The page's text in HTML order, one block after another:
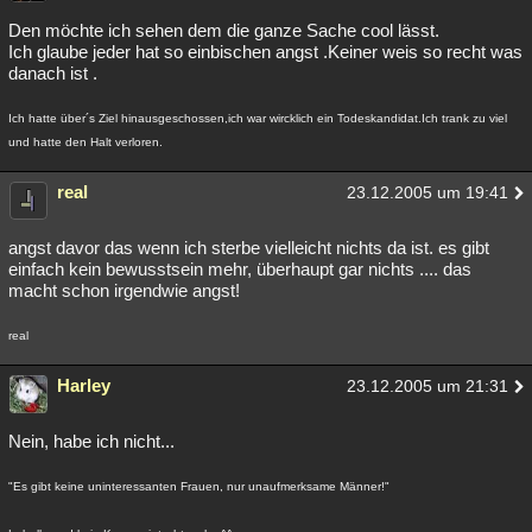
Den möchte ich sehen dem die ganze Sache cool lässt.
Ich glaube jeder hat so einbischen angst .Keiner weis so recht was
danach ist .
Ich hatte über´s Ziel hinausgeschossen,ich war wircklich ein Todeskandidat.Ich trank zu viel
und hatte den Halt verloren.
real 23.12.2005 um 19:41
angst davor das wenn ich sterbe vielleicht nichts da ist. es gibt
einfach kein bewusstsein mehr, überhaupt gar nichts .... das
macht schon irgendwie angst!
real
Harley 23.12.2005 um 21:31
Nein, habe ich nicht...
"Es gibt keine uninteressanten Frauen, nur unaufmerksame Männer!"